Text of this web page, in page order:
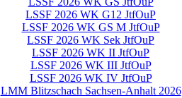
LSSF 2026 WK G12 JtfOuP
LSSF 2026 WK GS M JtfOuP
LSSF 2026 WK Sek JtfOuP
LSSF 2026 WK II JtfOuP
LSSF 2026 WK III JtfOuP
LSSF 2026 WK IV JtfOuP
LMM Blitzschach Sachsen-Anhalt 2026